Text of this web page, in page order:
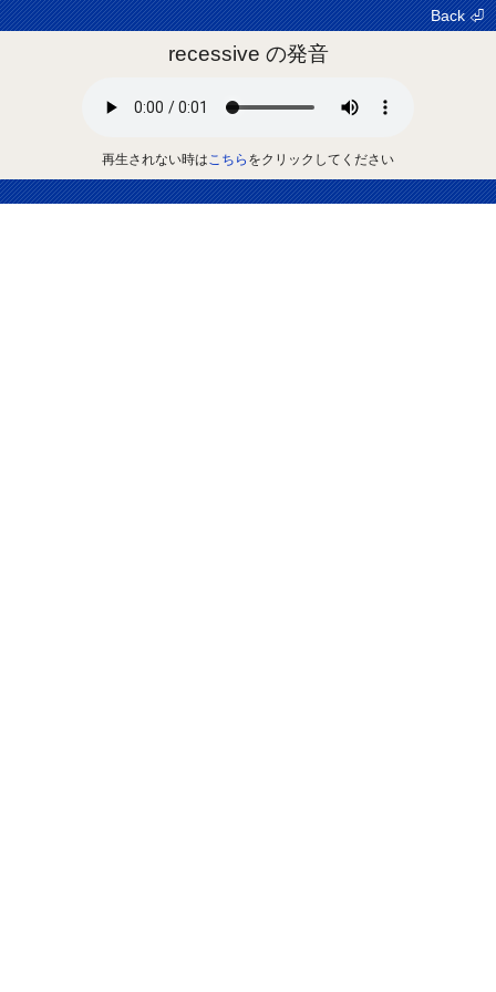
Back ⏎
recessive の発音
再生されない時はこちら をクリックしてください